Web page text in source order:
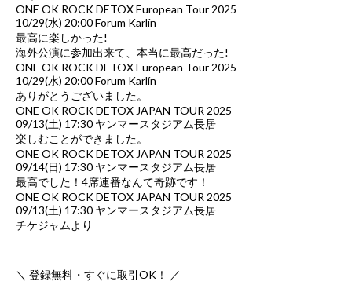
ONE OK ROCK DETOX European Tour 2025
10/29(水) 20:00 Forum Karlín
最高に楽しかった!
海外公演に参加出来て、本当に最高だった!
ONE OK ROCK DETOX European Tour 2025
10/29(水) 20:00 Forum Karlín
ありがとうございました。
ONE OK ROCK DETOX JAPAN TOUR 2025
09/13(土) 17:30 ヤンマースタジアム長居
楽しむことができました。
ONE OK ROCK DETOX JAPAN TOUR 2025
09/14(日) 17:30 ヤンマースタジアム長居
最高でした！4席連番なんて奇跡です！
ONE OK ROCK DETOX JAPAN TOUR 2025
09/13(土) 17:30 ヤンマースタジアム長居
チケジャムより
＼ 登録無料・すぐに取引OK！ ／